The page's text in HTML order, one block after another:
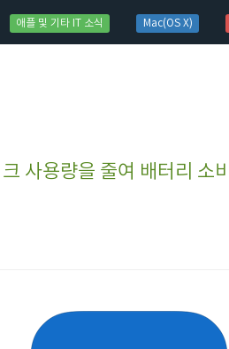
애플 및 기타 IT 소식 Mac(OS X)
사용량을 줄여 배터리 소